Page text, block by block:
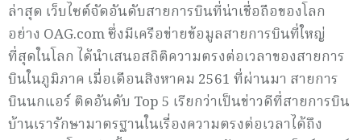
ล่าสุด เว็บไซต์จัดอันดับสายการบินที่น่าเชื่อถือของโลก
อย่าง OAG.com ซึ่งมีเครือข่ายข้อมูลสายการบินที่ใหญ่
ที่สุดในโลก ได้นำเสนอสถิติความตรงต่อเวลาของสายการ
บินในภูมิภาค เมื่อเดือนสิงหาคม 2561 ที่ผ่านมา สายการ
บินนกแอร์ ติดอันดับ Top 5 เรียกว่าเป็นข่าวดีที่สายการบิน
บ้านเรารักษามาตรฐานในเรื่องความตรงต่อเวลาได้ถึง